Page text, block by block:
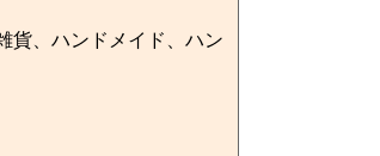
貨、ハンドメイド、ハン